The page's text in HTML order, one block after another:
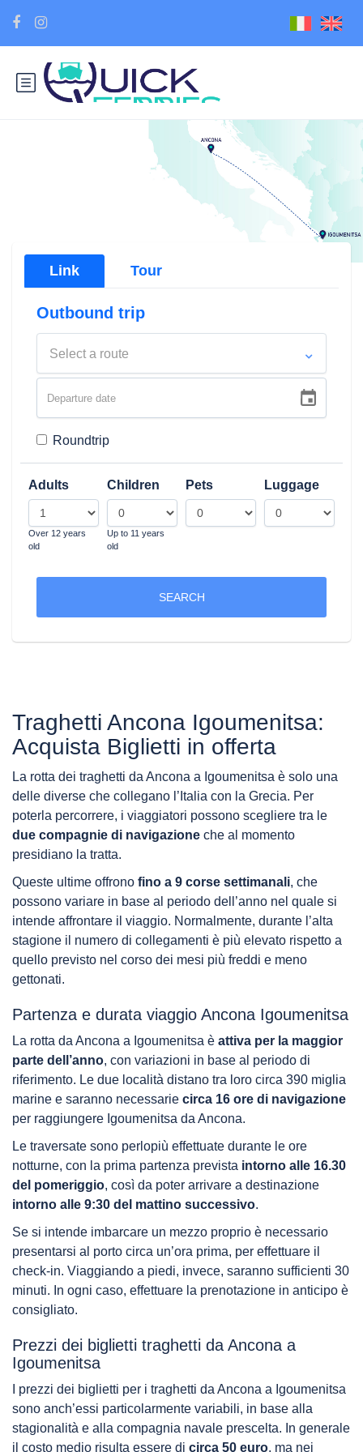
Link Tour
Outbound trip
Select a route
Roundtrip
Adults
Over 12 years
old
Children
Up to 11 years
old
Pets Luggage
SEARCH
Traghetti Ancona Igoumenitsa:
Acquista Biglietti in offerta
La rotta dei traghetti da Ancona a Igoumenitsa è solo una
delle diverse che collegano l’Italia con la Grecia. Per
poterla percorrere, i viaggiatori possono scegliere tra le
due compagnie di navigazione che al momento
presidiano la tratta.
Queste ultime offrono fino a 9 corse settimanali, che
possono variare in base al periodo dell’anno nel quale si
intende affrontare il viaggio. Normalmente, durante l’alta
stagione il numero di collegamenti è più elevato rispetto a
quello previsto nel corso dei mesi più freddi e meno
gettonati.
Partenza e durata viaggio Ancona Igoumenitsa
La rotta da Ancona a Igoumenitsa è attiva per la maggior
parte dell’anno, con variazioni in base al periodo di
riferimento. Le due località distano tra loro circa 390 miglia
marine e saranno necessarie circa 16 ore di navigazione
per raggiungere Igoumenitsa da Ancona.
Le traversate sono perlopiù effettuate durante le ore
notturne, con la prima partenza prevista intorno alle 16.30
del pomeriggio, così da poter arrivare a destinazione
intorno alle 9:30 del mattino successivo.
Se si intende imbarcare un mezzo proprio è necessario
presentarsi al porto circa un’ora prima, per effettuare il
check-in. Viaggiando a piedi, invece, saranno sufficienti 30
minuti. In ogni caso, effettuare la prenotazione in anticipo è
consigliato.
Prezzi dei biglietti traghetti da Ancona a
Igoumenitsa
I prezzi dei biglietti per i traghetti da Ancona a Igoumenitsa
sono anch’essi particolarmente variabili, in base alla
stagionalità e alla compagnia navale prescelta. In generale
il costo medio risulta essere di circa 50 euro, ma nei